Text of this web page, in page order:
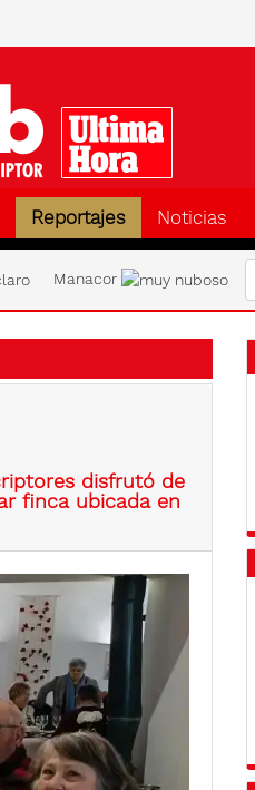
Reportajes Noticias
Manacor
disfrutó de
finca ubicada en